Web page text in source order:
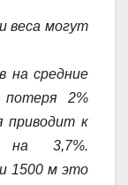
веса могут
на средние
потеря 2%
приводит к
на 3,7%.
1500 м это